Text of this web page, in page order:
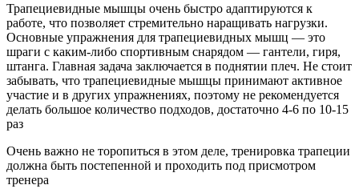
Трапециевидные мышцы очень быстро адаптируются к
работе, что позволяет стремительно наращивать нагрузки.
Основные упражнения для трапециевидных мышц — это
шраги с каким-либо спортивным снарядом — гантели, гиря,
штанга. Главная задача заключается в поднятии плеч. Не стоит
забывать, что трапециевидные мышцы принимают активное
участие и в других упражнениях, поэтому не рекомендуется
делать большое количество подходов, достаточно 4-6 по 10-15
раз
Очень важно не торопиться в этом деле, тренировка трапеции
должна быть постепенной и проходить под присмотром
тренера